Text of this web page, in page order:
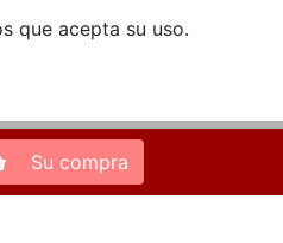
que acepta su uso.
de Clientes
Su compra